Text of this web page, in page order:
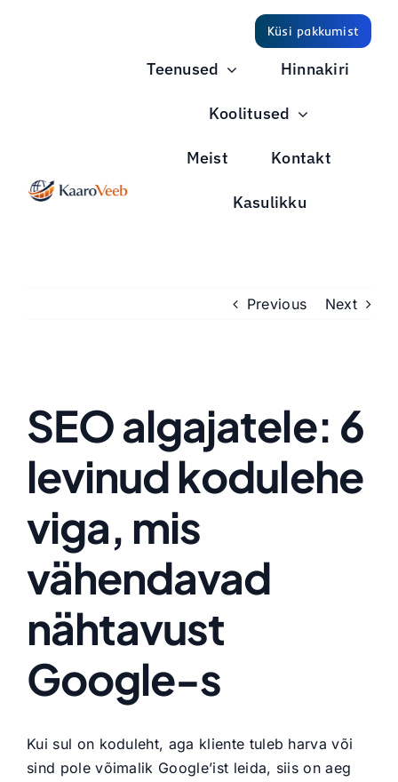
Küsi pakkumist
Teenused Hinnakiri
Koolitused
Meist Kontakt
Kasulikku
Previous Next
Larger
Image
SEO algajatele: 6
levinud kodulehe
viga, mis
vähendavad
nähtavust
Google-s
Kui sul on koduleht, aga kliente tuleb harva või
sind pole võimalik Google’ist leida, siis on aeg